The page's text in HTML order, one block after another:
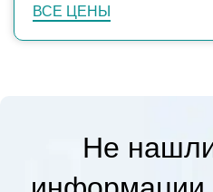
ВСЕ ЦЕНЫ
Пункция молочных желёз
новообразований
кератозы и т.д.) 1 элемент
Не